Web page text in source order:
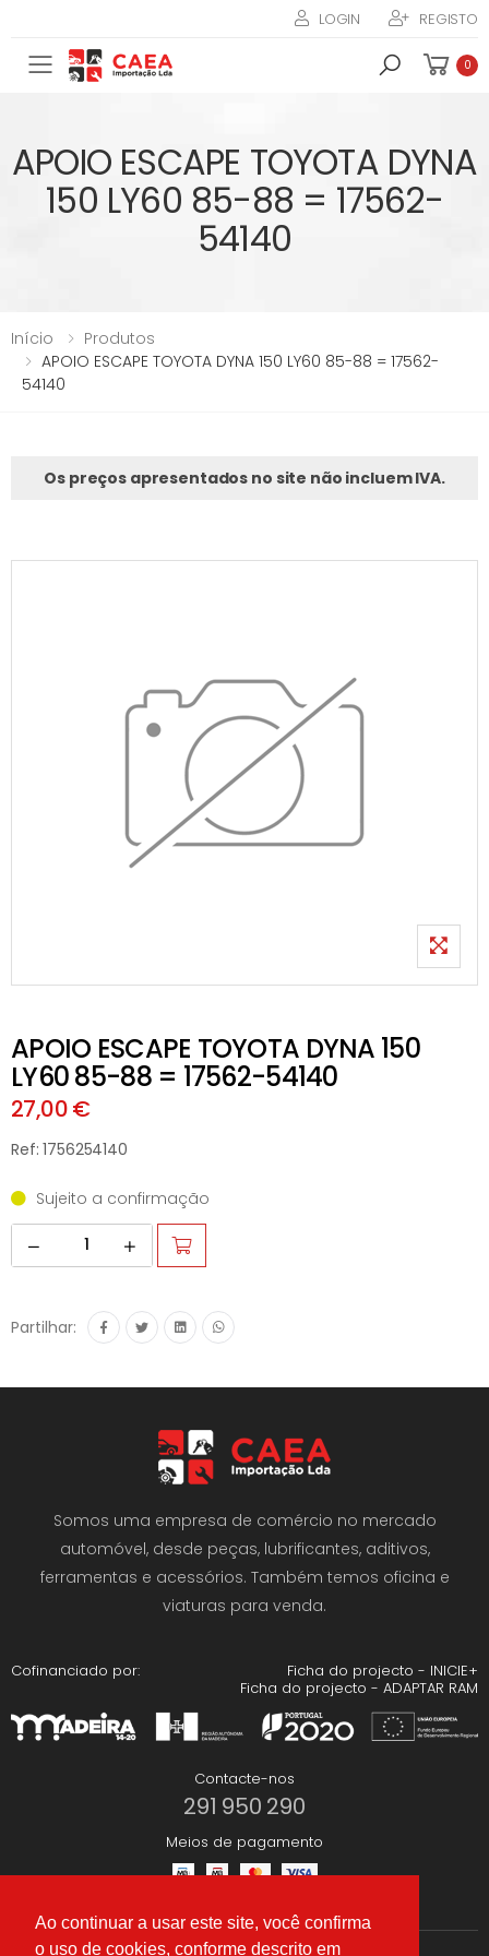
Ao continuar a usar este site, você confirma
o uso de cookies, conforme descrito em
LOGIN REGISTO
Toggle mobile menu 0
APOIO ESCAPE TOYOTA DYNA
150 LY60 85-88 = 17562-
54140
Início
Produtos
APOIO ESCAPE TOYOTA DYNA 150 LY60 85-88 = 17562-
54140
Os preços apresentados no site não incluem IVA.
APOIO ESCAPE TOYOTA DYNA 150
LY60 85-88 = 17562-54140
27,00 €
Ref: 1756254140
Sujeito a confirmação
Partilhar:
Somos uma empresa de comércio no mercado
automóvel, desde peças, lubrificantes, aditivos,
ferramentas e acessórios. Também temos oficina e
viaturas para venda.
Cofinanciado por:
Ficha do projecto - INICIE+
Ficha do projecto - ADAPTAR RAM
Contacte-nos
291 950 290
Meios de pagamento